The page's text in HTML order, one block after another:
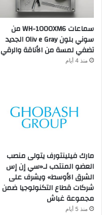
سماعات WH-1000XM6 من
سوني بلون Oliv e Gray الجديد
تضفي لمسة من الأناقة والرقي
منذ 4 أيام
مارك فيلينتورف يتولى منصب
العضو المنتدب لـ«سي إن إس
الشرق الأوسط» ويشرف على
شركات قطاع التكنولوجيا ضمن
مجموعة غباش
منذ 5 أيام